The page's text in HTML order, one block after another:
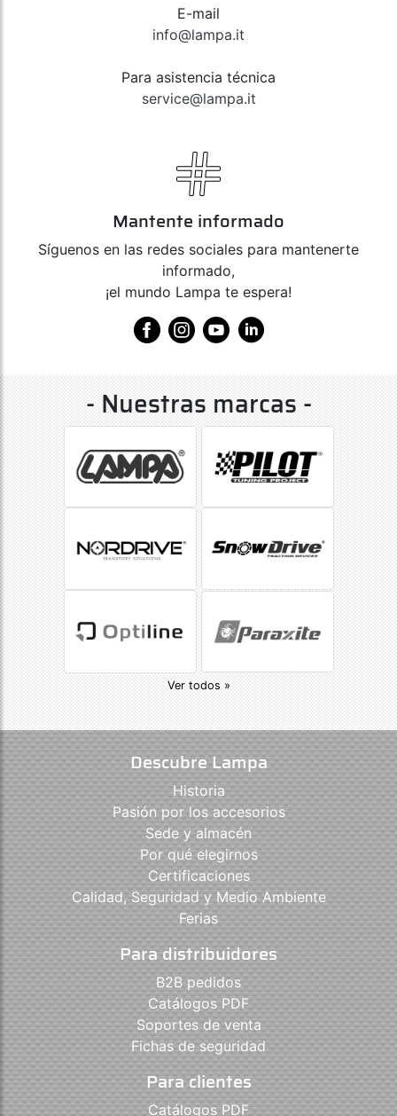
E-mail
info@lampa.it
Para asistencia técnica
service@lampa.it
Mantente informado
Síguenos en las redes sociales para mantenerte
informado,
¡el mundo Lampa te espera!
- Nuestras marcas -
Ver todos »
Descubre Lampa
Historia
Pasión por los accesorios
Sede y almacén
Por qué elegirnos
Certificaciones
Calidad, Seguridad y Medio Ambiente
Ferias
Para distribuidores
B2B pedidos
Catálogos PDF
Soportes de venta
Fichas de seguridad
Para clientes
Catálogos PDF